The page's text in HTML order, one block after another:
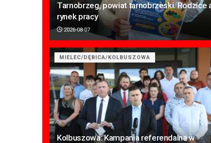
Tarnobrzeg, powiat tarnobrzeski. Rodzice
rynek pracy
2026-08-07
MIELEC/DĘBICA/KOLBUSZOWA
Kolbuszowa: Kampania referendalna w